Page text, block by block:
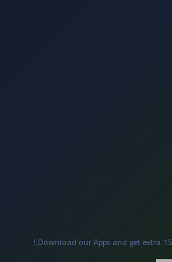
Download our Apps and get extra